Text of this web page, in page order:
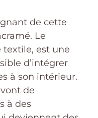
de cette
Le
textile, est une
d’intégrer
à son intérieur.
de
à des